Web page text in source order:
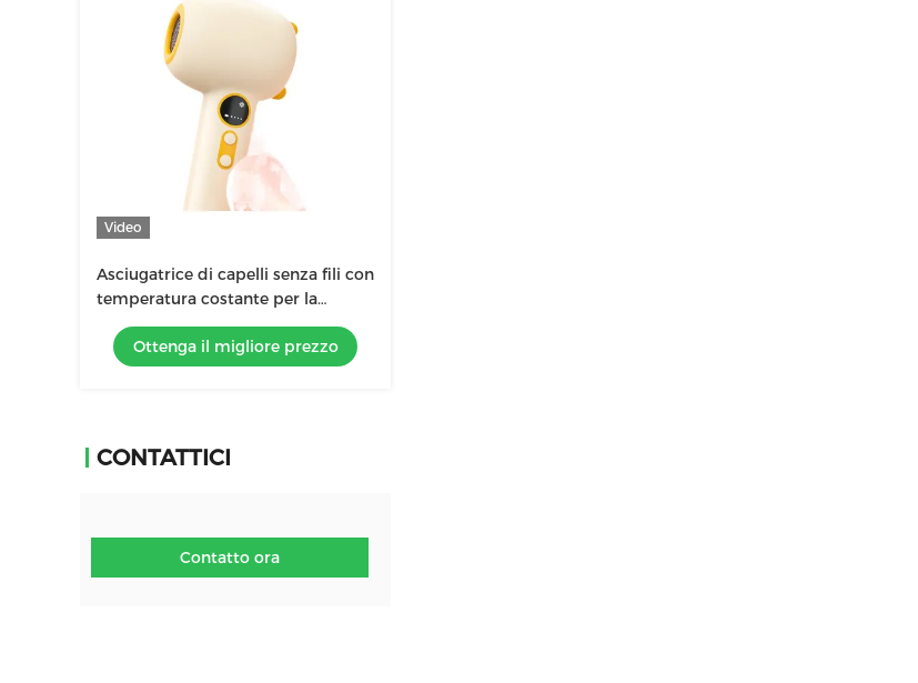
Video
Asciugatrice di capelli senza fili con
temperatura costante per la
protezione della pelle del bambino
Ottenga il migliore prezzo
CONTATTICI
Contatto ora